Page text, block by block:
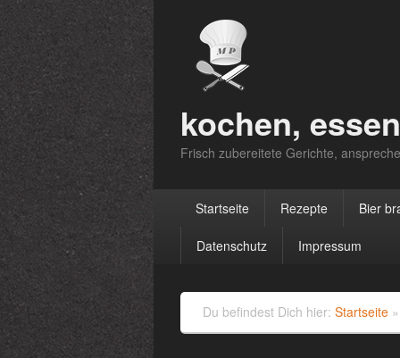
kochen,
Frisch zubereitete Gerichte,
Startseite Rezepte Bier
Datenschutz Impressum
Du befindest Dich hier: Startseite »